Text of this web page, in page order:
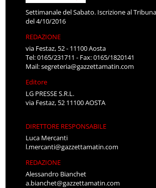
Settimanale del Sabato. Iscrizione al
del 4/10/2016
REDAZIONE
via Festaz, 52 - 11100 Aosta
Tel: 0165/231711 - Fax: 0165/1820141
Mail:segreteria@gazzettamatin.com
Editore
LG PRESSE S.R.L.
via Festaz, 52 11100 AOSTA
DIRETTORE RESPONSABILE
Luca Mercanti
l.mercanti@gazzettamatin.com
REDAZIONE
Alessandro Bianchet
a.bianchet@gazzettamatin.com